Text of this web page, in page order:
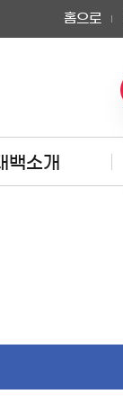
홈으로
백소개